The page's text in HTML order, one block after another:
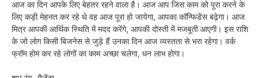
आज का दिन आपके लिए बेहतर रहने वाला है। आज आप जिस काम को पूरा करने के
लिए कड़ी मेहनत कर रहे थे वह आज पूरा हो जायेगा, आपका कॉन्फिडेंस बढ़ेगा। आज
मित्र आपकी आर्थिक स्थिति में मदद करेंगे, आपकी दोस्ती में मजबूती आएगी। इस राशि
के जो लोग किसी बिजनेस से जुड़े हैं उनका दिन आज व्यस्तता से भरा रहेगा। वर्क
फ्रॉम होम कर रहे लोगों का काम अच्छा चलेगा, धन लाभ होगा।